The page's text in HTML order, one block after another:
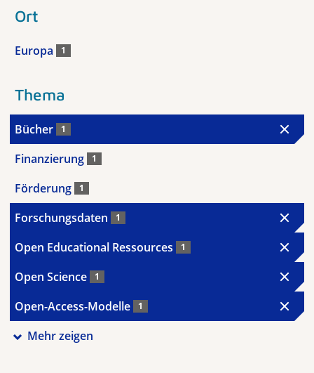
Ort
Europa 1
Thema
Bücher 1
Finanzierung 1
Förderung 1
Forschungsdaten 1
Open Educational Ressources 1
Open Science 1
Open-Access-Modelle 1
Mehr zeigen